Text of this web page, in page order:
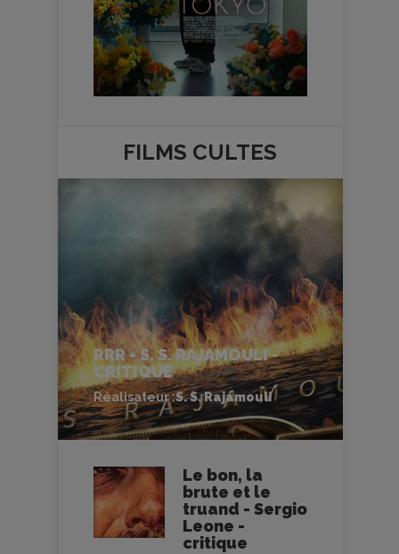
FILMS CULTES
RRR - S. S. RAJAMOULI -
CRITIQUE
Réalisateur :S. S. Rajamouli
Le bon, la
brute et le
truand - Sergio
Leone -
critique